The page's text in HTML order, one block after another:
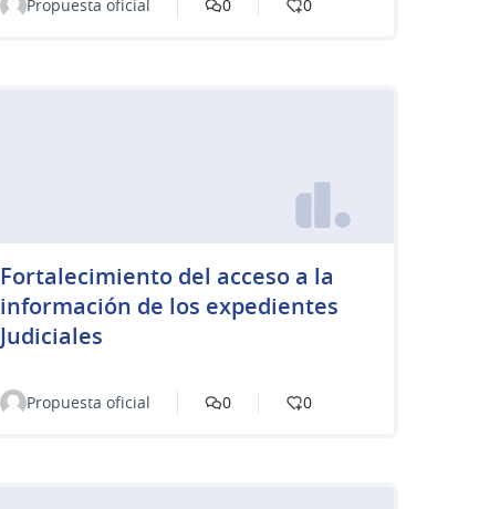
Propuesta oficial 0 0
Fortalecimiento del acceso a la
información de los expedientes
Judiciales
Propuesta oficial 0 0